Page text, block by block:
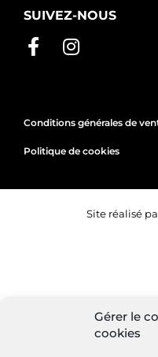
Gérer le
cookies
SUIVEZ-NOUS
Conditions générales de
Politique de cookies
Site réalisé